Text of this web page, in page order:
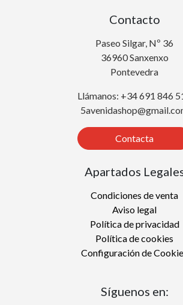
Contacto
Paseo Silgar, Nº 36
36960 Sanxenxo
Pontevedra
Llámanos: +34 691 846
Contacta
Apartados
Condiciones de venta
Aviso legal
Política de privacidad
Política de cookies
Configuración de
Síguenos en: